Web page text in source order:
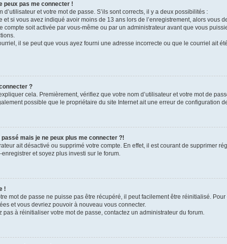
peux pas me connecter !
d’utilisateur et votre mot de passe. S’ils sont corrects, il y a deux possibilités :
et si vous avez indiqué avoir moins de 13 ans lors de l’enregistrement, alors
compte soit activée par vous-même ou par un administrateur avant que vous
il se peut que vous ayez fourni une adresse incorrecte ou que le courriel ait
?
cela. Premièrement, vérifiez que votre nom d’utilisateur et votre mot de
possible que le propriétaire du site Internet ait une erreur de configuration
mais je ne peux plus me connecter ?!
ait désactivé ou supprimé votre compte. En effet, il est courant de
et soyez plus investi sur le forum.
!
mot de passe ne puisse pas être récupéré, il peut facilement être réinitialisé.
et vous devriez pouvoir à nouveau vous connecter.
pas à réinitialiser votre mot de passe, contactez un administrateur du forum.